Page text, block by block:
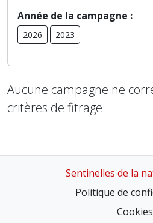
Aucune campagne ne
critères de fitrage
Année de la campagne :
2026 2023
Sentinelles de la
Politique de
Cookies